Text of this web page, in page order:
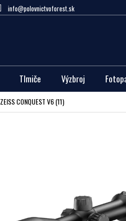
info@polovnictvoforest.sk
Tlmiče Výzbroj
ZEISS CONQUEST V6 (11)